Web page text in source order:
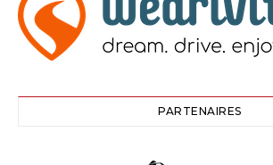
PARTENAIRES